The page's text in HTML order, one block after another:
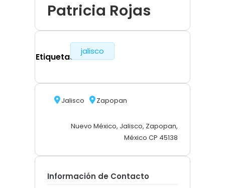
Patricia Rojas
Etiquetas
jalisco
Jalisco Zapopan
Nuevo México, Jalisco, Zapopan,
México CP 45138
Información de Contacto